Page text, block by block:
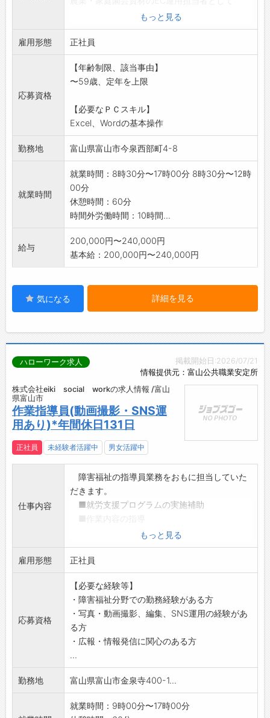
受発注業務・商品登録から販促～広告運用等の
業務・出荷作業まで幅広く一貫してお任せしま
す。
入社直後はOJTにて研修を行います。
まずは定型的な業務や作業を中心に行っていた
だきながら
その後モールの商品登録や販促などのより
実際的な運用も含めてお任せしていきます。
※業務状況により一部卸売業の業務をお願いす
る場合もあります
もっと見る
雇用形態 正社員
応募資格
【年齢制限、該当事由】
〜59歳、定年を上限
【必要なＰＣスキル】
Excel、Wordの基本操作
勤務地 富山県富山市今泉西部町4-8
就業時間
就業時間：8時30分〜17時00分 8時30分〜12時
00分
休憩時間：60分
時間外労働時間：10時間...
給与
200,000円〜240,000円
基本給：200,000円〜240,000円
気になる 詳細を見る
掲載開始日:2026/07/21
情報提供元：富山公共職業安定所
ハローワーク求人
株式会社eiki social workの求人情報 /富山
県富山市
作業指導員(動画撮影・SNS運
用あり)*年間休日131日
正社員 未経験者活躍中 男女活躍中
仕事内容
障害福祉の指導員業務をおもに担当していた
だきます。
■就労支援プログラムの実施補助
(SNS(InstagramやX)の更新、広報活動な
ど)
■株式会社エイキ(グループ会社)の解体現場
における動画撮影
■日常生活における支援
(変更の範囲:変更なし)
もっと見る
雇用形態 正社員
応募資格
【必要な経験等】
・障害福祉分野での勤務経験がある方
・写真・動画撮影、編集、SNS運用の経験があ
る方
・広報・情報発信に関心のある方
...
勤務地 富山県富山市金泉寺400-1...
就業時間：9時00分〜17時00分